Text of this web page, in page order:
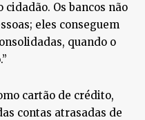
Os bancos não
eles conseguem
quando o
cartão de crédito,
contas atrasadas de